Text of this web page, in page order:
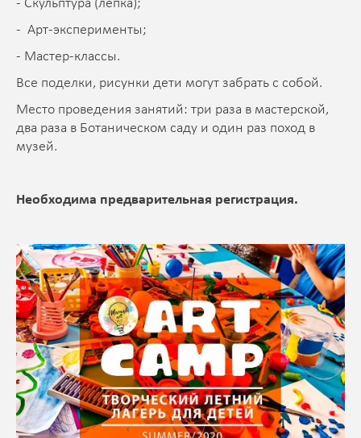
- Скульптура (лепка);
- Арт-эксперименты;
- Мастер-классы.
Все поделки, рисунки дети могут забрать с собой.
Место проведения занятий: три раза в мастерской,
два раза в Ботаническом саду и один раз поход в
музей.
Необходима предварительная регистрация.